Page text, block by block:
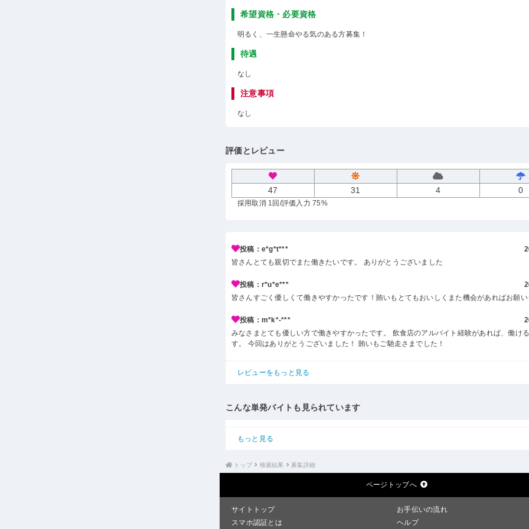
希望資格・必要資格
明るく、一生懸命やる気のある方募集！
待遇
なし
注意事項
なし
評価とレビュー
47 31 4 0
採用取消 1回 /評価入力 75%
投稿：e*g*t***
皆さんとても親切でまた働きたいです。 ありがとうございました
投稿：r*u*e***
皆さんすごく優しくて働きやすかったです！賄いもとてもおいしくまた機会があればお願い
投稿：m*k*-***
みなさまとても優しい方で働きやすかったです。 飲食店のアルバイト経験があれば、働け
す。 今回はありがとうございました！ 賄いもご馳走さまでした！
レビューをもっと見る
こんな単発バイトも見られています
もっと見る
トップ 検索結果 募集詳細
ページトップへ
サイトトップ
お手伝いの流れ
スマホ認証とは
ヘルプ